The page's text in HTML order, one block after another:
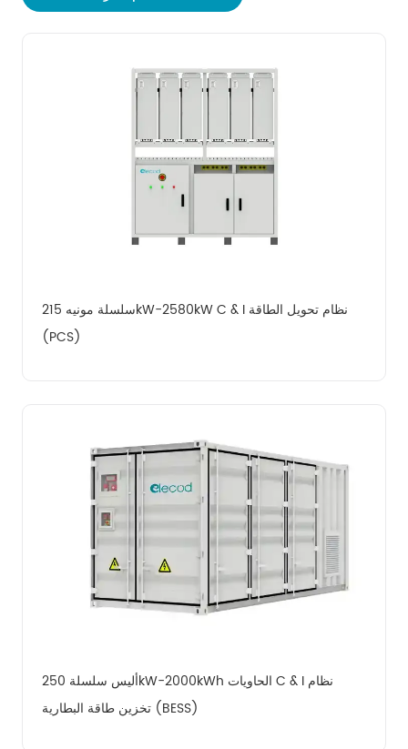
سلسلة مونيه 215kW-2580kW C & I نظام تحويل الطاقة
(PCS)
أليس سلسلة 250kW-2000kWh الحاويات C & I نظام
تخزين طاقة البطارية (BESS)